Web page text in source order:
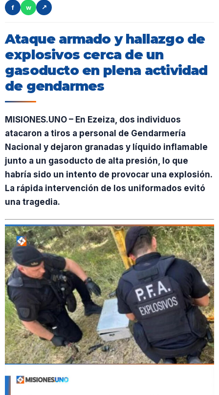
f
w ↗
Ataque armado y hallazgo de
explosivos cerca de un
gasoducto en plena actividad
de gendarmes
MISIONES.UNO – En Ezeiza, dos individuos
atacaron a tiros a personal de Gendarmería
Nacional y dejaron granadas y líquido inflamable
junto a un gasoducto de alta presión, lo que
habría sido un intento de provocar una explosión.
La rápida intervención de los uniformados evitó
una tragedia.